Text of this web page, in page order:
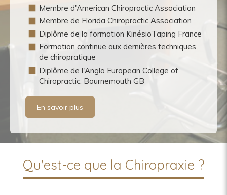
Membre d'American Chiropractic Association
Membre de Florida Chiropractic Association
Diplôme de la formation KinésioTaping France
Formation continue aux dernières techniques
de chiropratique
Diplôme de l'Anglo European College of
Chiropractic. Bournemouth GB
En savoir plus
Qu'est-ce que la Chiropraxie ?